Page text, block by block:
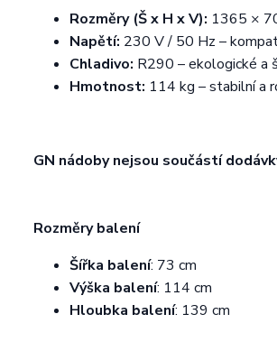
Rozměry (Š x H x V): 1365 ×
Napětí: 230 V / 50 Hz –
Chladivo: R290 – ekologické a
Hmotnost: 114 kg – stabilní a
GN nádoby nejsou součástí
Rozměry balení
Šířka balení: 73 cm
Výška balení: 114 cm
Hloubka balení: 139 cm